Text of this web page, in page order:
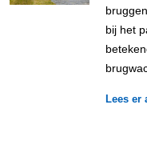
bij het
Lees er